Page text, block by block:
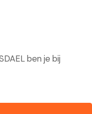
ben je bij